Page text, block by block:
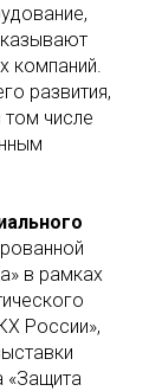
компаний.
развития,
том числе
в рамках
России»,
«Защита